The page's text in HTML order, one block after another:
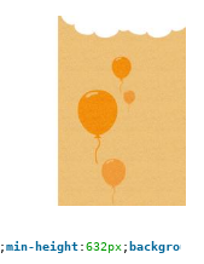
;min-height:632px;